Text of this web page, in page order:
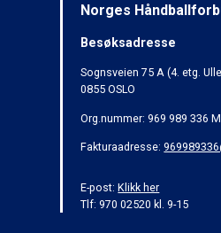
Norges
Besøksadresse
Sognsveien 75 A (4. etg.
0855 OSLO
Org.nummer: 969 989 336
Fakturaadresse:
E-post:Klikk her
Tlf: 970 02520 kl. 9-15